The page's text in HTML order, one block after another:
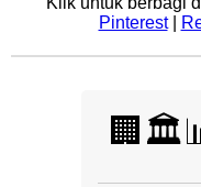
Pinterest|